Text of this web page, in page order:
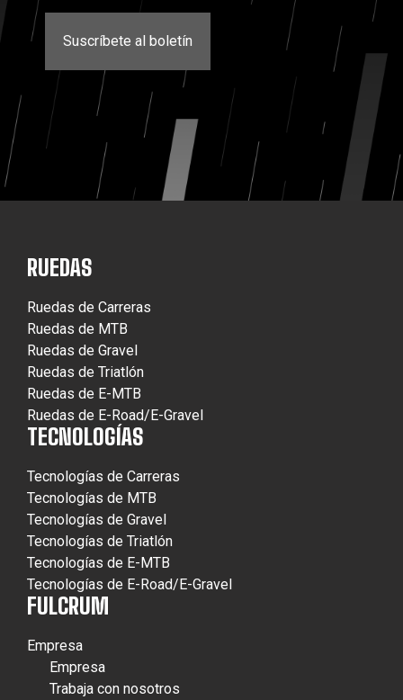
Suscríbete al boletín
RUEDAS
Ruedas de Carreras
Ruedas de MTB
Ruedas de Gravel
Ruedas de Triatlón
Ruedas de E-MTB
Ruedas de E-Road/E-Gravel
TECNOLOGÍAS
Tecnologías de Carreras
Tecnologías de MTB
Tecnologías de Gravel
Tecnologías de Triatlón
Tecnologías de E-MTB
Tecnologías de E-Road/E-Gravel
FULCRUM
Empresa
Empresa
Trabaja con nosotros